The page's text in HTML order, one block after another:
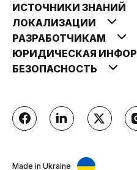
ИСТОЧНИКИ ЗНАНИЙ
ЛОКАЛИЗАЦИИ
РАЗРАБОТЧИКАМ
ЮРИДИЧЕСКАЯ
БЕЗОПАСНОСТЬ
Made in Ukraine